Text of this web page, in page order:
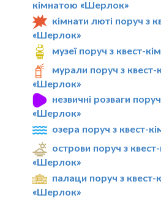
кімнатою «Шерлок»
кімнати люті поруч з
«Шерлок»
музеї поруч з квест-
мурали поруч з квест-
«Шерлок»
незвичні розваги
«Шерлок»
озера поруч з квест-
острови поруч з
«Шерлок»
палаци поруч з квест-
«Шерлок»